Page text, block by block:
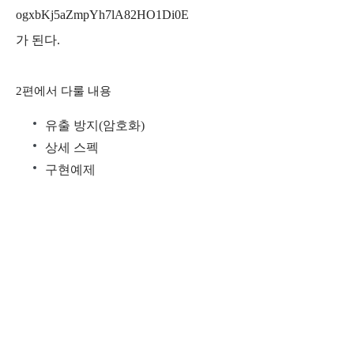
ogxbKj5aZmpYh7lA82HO1Di0E
가 된다.
2편에서 다룰 내용
유출 방지(암호화)
상세 스펙
구현예제